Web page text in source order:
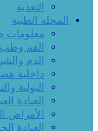
التغذية
المجلة الطبية
معلومات
الفم وطب
الدم
داخلية
البولية
العيادة
الأمراض
العيادة